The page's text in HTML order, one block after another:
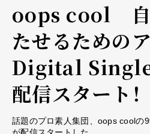
oops cool 自
たせるための
Digital Single
配信スタート！
話題のプロ素人集団、oops coolの